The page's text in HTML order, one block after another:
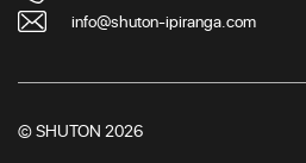
info@shuton-ipiranga.com
© SHUTON 2026